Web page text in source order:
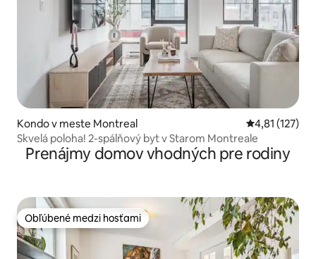
Kondo v meste Montreal Priemerné
4,81 (127)
Skvelá poloha! 2-spálňový byt v Starom Montreale
Prenájmy domov vhodných pre rodiny
Obľúbené medzi hosťami
Obľúbené medzi hosťami